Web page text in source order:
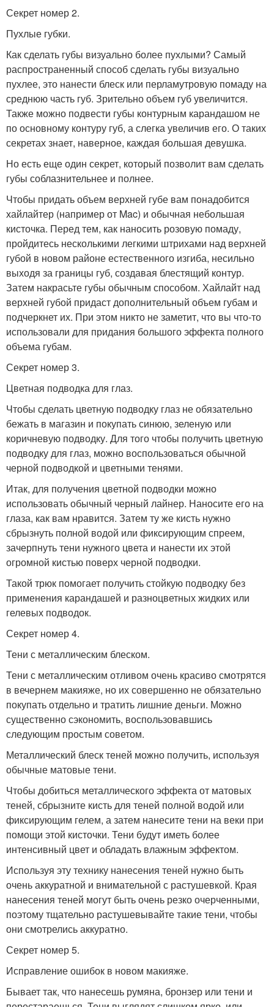
Секрет номер 2.
Пухлые губки.
Как сделать губы визуально более пухлыми? Самый
распространенный способ сделать губы визуально
пухлее, это нанести блеск или перламутровую помаду на
среднюю часть губ. Зрительно объем губ увеличится.
Также можно подвести губы контурным карандашом не
по основному контуру губ, а слегка увеличив его. О таких
секретах знает, наверное, каждая большая девушка.
Но есть еще один секрет, который позволит вам сделать
губы соблазнительнее и полнее.
Чтобы придать объем верхней губе вам понадобится
хайлайтер (например от Mac) и обычная небольшая
кисточка. Перед тем, как наносить розовую помаду,
пройдитесь несколькими легкими штрихами над верхней
губой в новом районе естественного изгиба, несильно
выходя за границы губ, создавая блестящий контур.
Затем накрасьте губы обычным способом. Хайлайт над
верхней губой придаст дополнительный объем губам и
подчеркнет их. При этом никто не заметит, что вы что-то
использовали для придания большого эффекта полного
объема губам.
Секрет номер 3.
Цветная подводка для глаз.
Чтобы сделать цветную подводку глаз не обязательно
бежать в магазин и покупать синюю, зеленую или
коричневую подводку. Для того чтобы получить цветную
подводку для глаз, можно воспользоваться обычной
черной подводкой и цветными тенями.
Итак, для получения цветной подводки можно
использовать обычный черный лайнер. Наносите его на
глаза, как вам нравится. Затем ту же кисть нужно
сбрызнуть полной водой или фиксирующим спреем,
зачерпнуть тени нужного цвета и нанести их этой
огромной кистью поверх черной подводки.
Такой трюк помогает получить стойкую подводку без
применения карандашей и разноцветных жидких или
гелевых подводок.
Секрет номер 4.
Тени с металлическим блеском.
Тени с металлическим отливом очень красиво смотрятся
в вечернем макияже, но их совершенно не обязательно
покупать отдельно и тратить лишние деньги. Можно
существенно сэкономить, воспользовавшись
следующим простым советом.
Металлический блеск теней можно получить, используя
обычные матовые тени.
Чтобы добиться металлического эффекта от матовых
теней, сбрызните кисть для теней полной водой или
фиксирующим гелем, а затем нанесите тени на веки при
помощи этой кисточки. Тени будут иметь более
интенсивный цвет и обладать влажным эффектом.
Используя эту технику нанесения теней нужно быть
очень аккуратной и внимательной с растушевкой. Края
нанесения теней могут быть очень резко очерченными,
поэтому тщательно растушевывайте такие тени, чтобы
они смотрелись аккуратно.
Секрет номер 5.
Исправление ошибок в новом макияже.
Бывает так, что нанесешь румяна, бронзер или тени и